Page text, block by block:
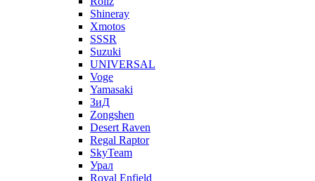
Shineray
Xmotos
SSSR
Suzuki
UNIVERSAL
Voge
Yamasaki
ЗиД
Zongshen
Desert Raven
Regal Raptor
SkyTeam
Урал
Royal Enfield